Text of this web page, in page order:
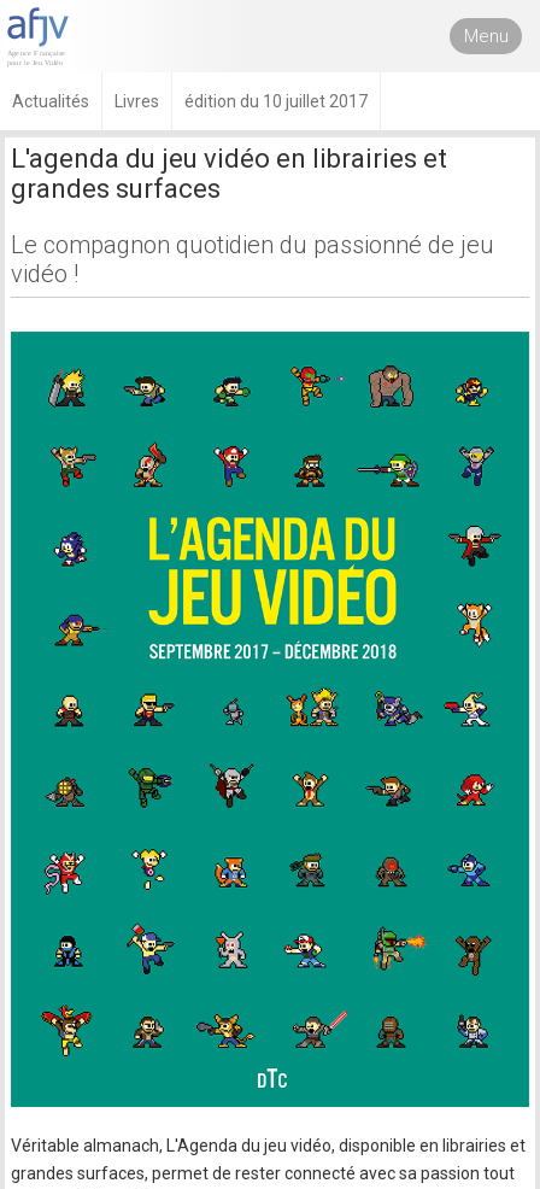
Menu
Actualités Livres édition du 10 juillet 2017
L'agenda du jeu vidéo en librairies et
grandes surfaces
Le compagnon quotidien du passionné de jeu
vidéo !
Véritable almanach, L'Agenda du jeu vidéo, disponible en librairies et
grandes surfaces, permet de rester connecté avec sa passion tout